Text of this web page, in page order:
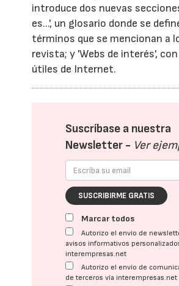
introduce dos nuevas
es...', un glosario donde se
términos que se mencionan a
revista; y 'Webs de interés',
útiles de Internet.
Suscríbase a nuestra
Newsletter - Ver
SUSCRIBIRME GRATIS
Marcar todos
Autorizo el envío de
avisos informativos
interempresas.net
Autorizo el envío de
de terceros vía interempresas.net